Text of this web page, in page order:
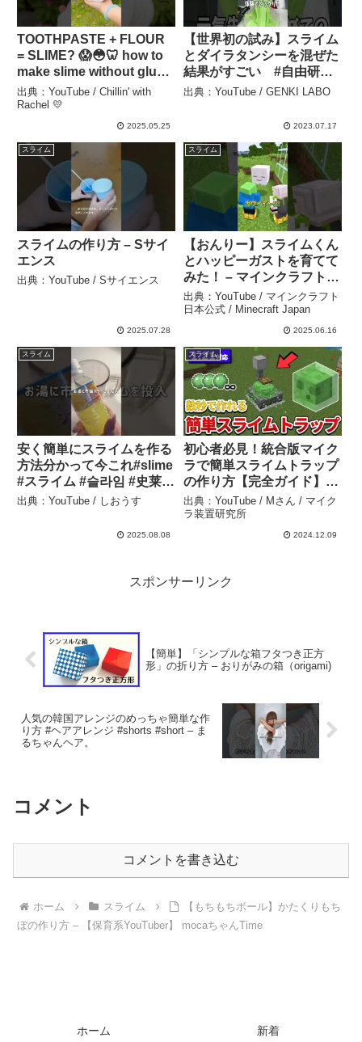
TOOTHPASTE + FLOUR
= SLIME? 😱😳🦷 how to
make slime without glue
& activator #BlockBlast
#Hungrystudio – Chillin’
出典：YouTube / Chillin' with
Rachel 💛
2025.05.25
【世界初の試み】スライム
とダイラタンシーを混ぜた
結果がすごい #自由研究
– GENKI LABO
出典：YouTube / GENKI LABO
2023.07.17
スライム
スライムの作り方 – Sサイ
エンス
出典：YouTube / Sサイエンス
2025.07.28
スライム
【おんりー】スライムくん
とハッピーガストを育てて
みた！ – マインクラフト
日本公式 / Minecraft
Japan
出典：YouTube / マインクラフト
日本公式 / Minecraft Japan
2025.06.16
スライム
安く簡単にスライムを作る
方法分かって今これ#slime
#スライム #슬라임 #史莱姆
– しおうす
出典：YouTube / しおうす
2025.08.08
スライム
初心者必見！統合版マイク
ラで簡単スライムトラップ
の作り方【完全ガイド】 –
Mさん / マイクラ装置研究
所
出典：YouTube / Mさん / マイク
ラ装置研究所
2024.12.09
スポンサーリンク
【簡単】「シンプルな箱フタつき正方
形」の折り方 – おりがみの箱（origami)
人気の韓国アレンジのめっちゃ簡単な作
り方 #ヘアアレンジ #shorts #short – ま
るちゃんヘア。
コメント
コメントを書き込む
ホーム スライム
【もちもちボール】かたくりもち
ぼの作り方 – 【保育系YouTuber】 mocaちゃんTime
ホーム 新着